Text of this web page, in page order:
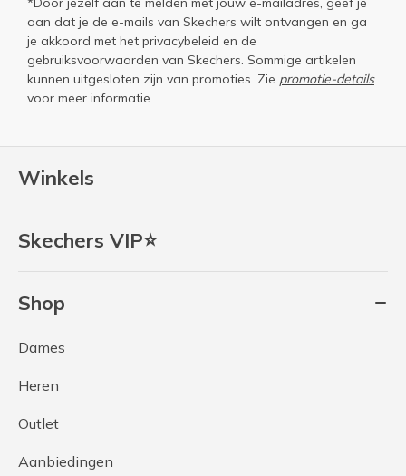
Winkels
Skechers VIP⭐
Shop
Dames
Heren
Outlet
Aanbiedingen
aan dat je de e-mails van Skechers wilt ontvangen en ga
je akkoord met het privacybeleid en de
gebruiksvoorwaarden van Skechers. Sommige artikelen
kunnen uitgesloten zijn van promoties. Zie promotie-details
voor meer informatie.